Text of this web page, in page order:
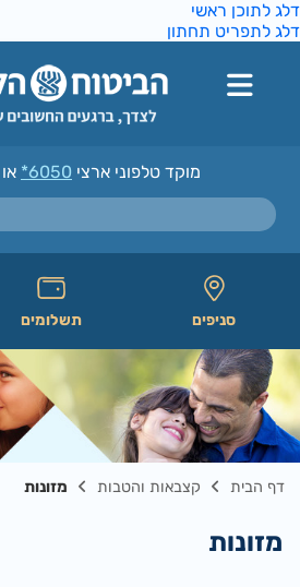
לתוכן ראשי
לתפריט תחתון
מוקד טלפוני ארצי*6050או
סניפים תשלומים
דף הבית קצבאות והטבות מזונות
מזונות